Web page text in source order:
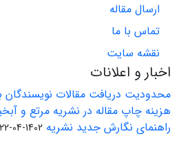
ارسال مقاله
تماس با ما
نقشه سایت
اخبار و اعلانات
محدودیت دریافت مقالات نویسندگان
هزینه چاپ مقاله در نشریه مرتع و
راهنمای نگارش جدید نشریه 1402-04-22